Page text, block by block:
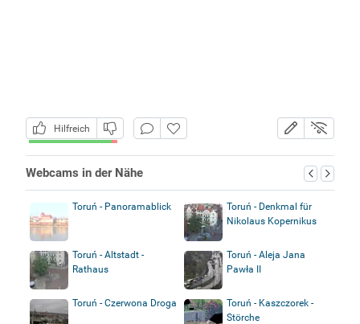
Hilfreich
Webcams in der Nähe
Toruń - Panoramablick
Toruń - Denkmal für
Nikolaus Kopernikus
Toruń - Altstadt -
Rathaus
Toruń - Aleja Jana
Pawła II
Toruń - Czerwona Droga
Toruń - Kaszczorek -
Störche